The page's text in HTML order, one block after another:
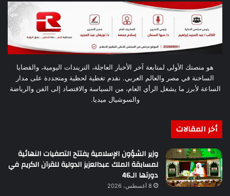
هو منصتك الأولى لمتابعة آخر الأخبار العاجلة، التريندات اليومية، والقضايا
الساخنة في مصر والعالم العربي. نقدم تغطية لحظية ومتجددة على مدار
الساعة لأبرز ما يشغل الرأي العام، من السياسة والاقتصاد إلى الفن والرياضة
والسوشيال ميديا.
أخر المقالات
وزير الشؤون الإسلامية يفتتح التصفيات النهائية
لمسابقة الملك عبدالعزيز الدولية للقرآن الكريم في
دورتها الـ46
8 أغسطس، 2026